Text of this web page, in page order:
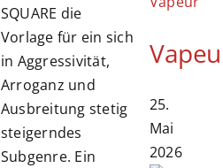
SQUARE die
Vorlage für ein sich
in Aggressivität,
Arroganz und
Ausbreitung stetig
steigerndes
Subgenre. Ein
25.
Mai
2026